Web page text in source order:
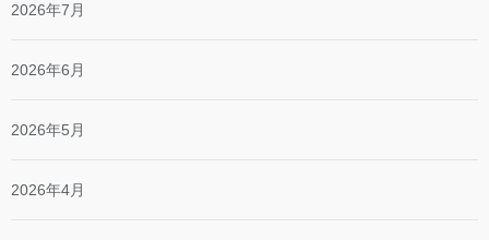
2026年7月
2026年6月
2026年5月
2026年4月